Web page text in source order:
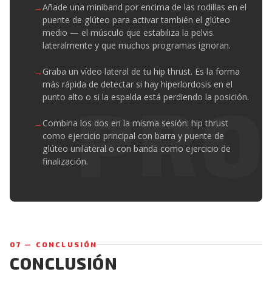
Añade una miniband por encima de las rodillas en el
puente de glúteo para activar también el glúteo
medio — el músculo que estabiliza la pelvis
lateralmente y que muchos programas ignoran.
Graba un vídeo lateral de tu hip thrust. Es la forma
más rápida de detectar si hay hiperlordosis en el
punto alto o si la espalda está perdiendo la posición.
Combina los dos en la misma sesión: hip thrust
como ejercicio principal con barra y puente de
glúteo unilateral o con banda como ejercicio de
finalización.
07 — CONCLUSIÓN
CONCLUSIÓN